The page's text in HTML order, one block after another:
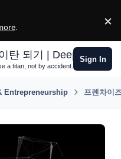
. ×
탄 되기 | Deep Growth
a titan, not by accident.
Sign In
Entrepreneurship 프렌차이